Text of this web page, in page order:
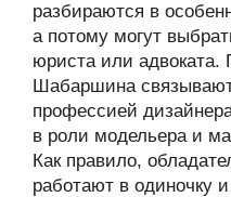
разбираются в
а потому могут
юриста или
Шабаршина
профессией
в роли модельера и
Как правило,
работают в одиночку